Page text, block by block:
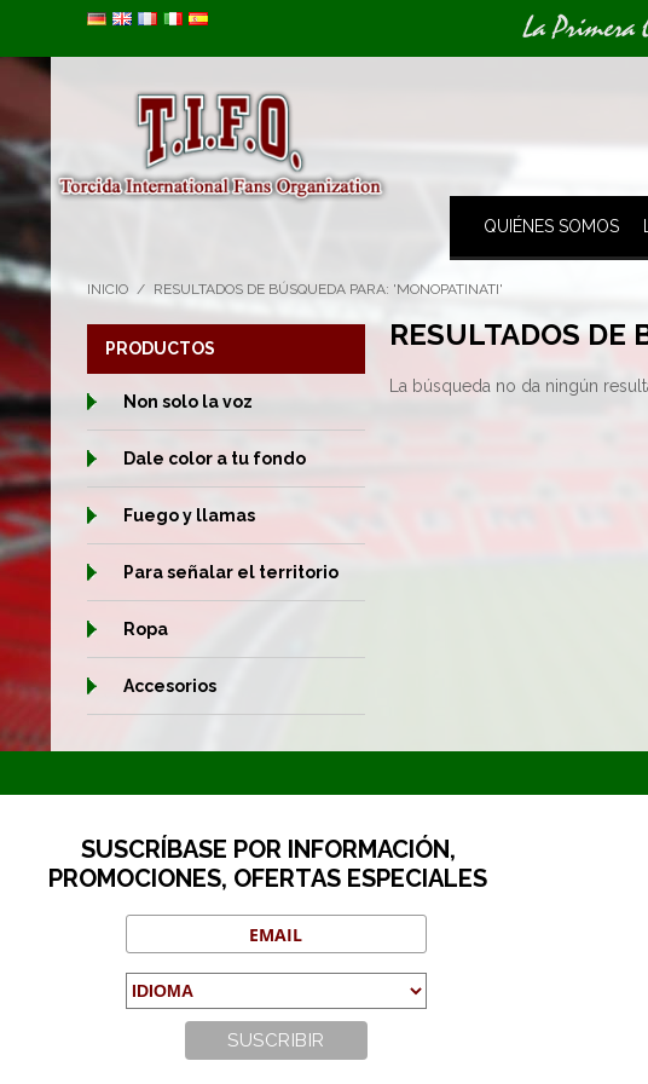
La Primera
QUIÉNES SOMOS
INICIO / RESULTADOS DE BÚSQUEDA PARA: 'MONOPATINATI'
RESULTADOS DE
La búsqueda no da ningún
PRODUCTOS
Non solo la voz
Dale color a tu fondo
Fuego y llamas
Para señalar el territorio
Ropa
Accesorios
SUSCRÍBASE POR INFORMACIÓN,
PROMOCIONES, OFERTAS ESPECIALES